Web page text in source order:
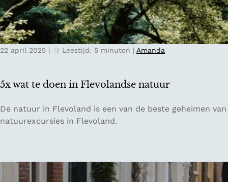
t
L
o
c
a
T
s
e
n
d
e
o
t
o
e
5x wat te doen in Flevolandse natuur
22 april 2025 | Leestijd: 5 minuten | Amanda
5
x
De natuur in Flevoland is een van de beste geheimen
natuurexcursies in Flevoland.